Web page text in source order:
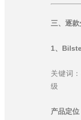
三、逐
1、
关键词
级
产品定位